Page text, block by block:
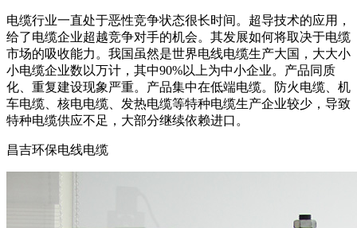
电缆行业一直处于恶性竞争状态很长时间。超导技术的应用，
给了电缆企业超越竞争对手的机会。其发展如何将取决于电缆
市场的吸收能力。我国虽然是世界电线电缆生产大国，大大小
小电缆企业数以万计，其中90%以上为中小企业。产品同质
化、重复建设现象严重。产品集中在低端电缆。防火电缆、机
车电缆、核电电缆、发热电缆等特种电缆生产企业较少，导致
特种电缆供应不足，大部分继续依赖进口。
昌吉环保电线电缆